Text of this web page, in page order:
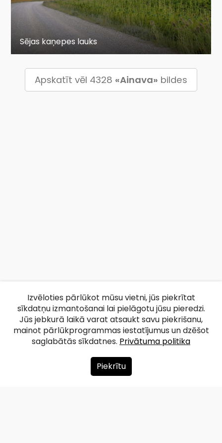
Sējas kaņepes lauks
Apskatīt vēl 4328 «Ainava» bildes
Par mums
Izvēloties pārlūkot mūsu vietni, jūs piekrītat
sīkdatņu izmantošanai lai pielāgotu jūsu pieredzi.
Jūs jebkurā laikā varat atsaukt savu piekrišanu,
mainot pārlūkprogrammas iestatījumus un dzēšot
saglabātās sīkdatnes. Privātuma politika
Piekrītu